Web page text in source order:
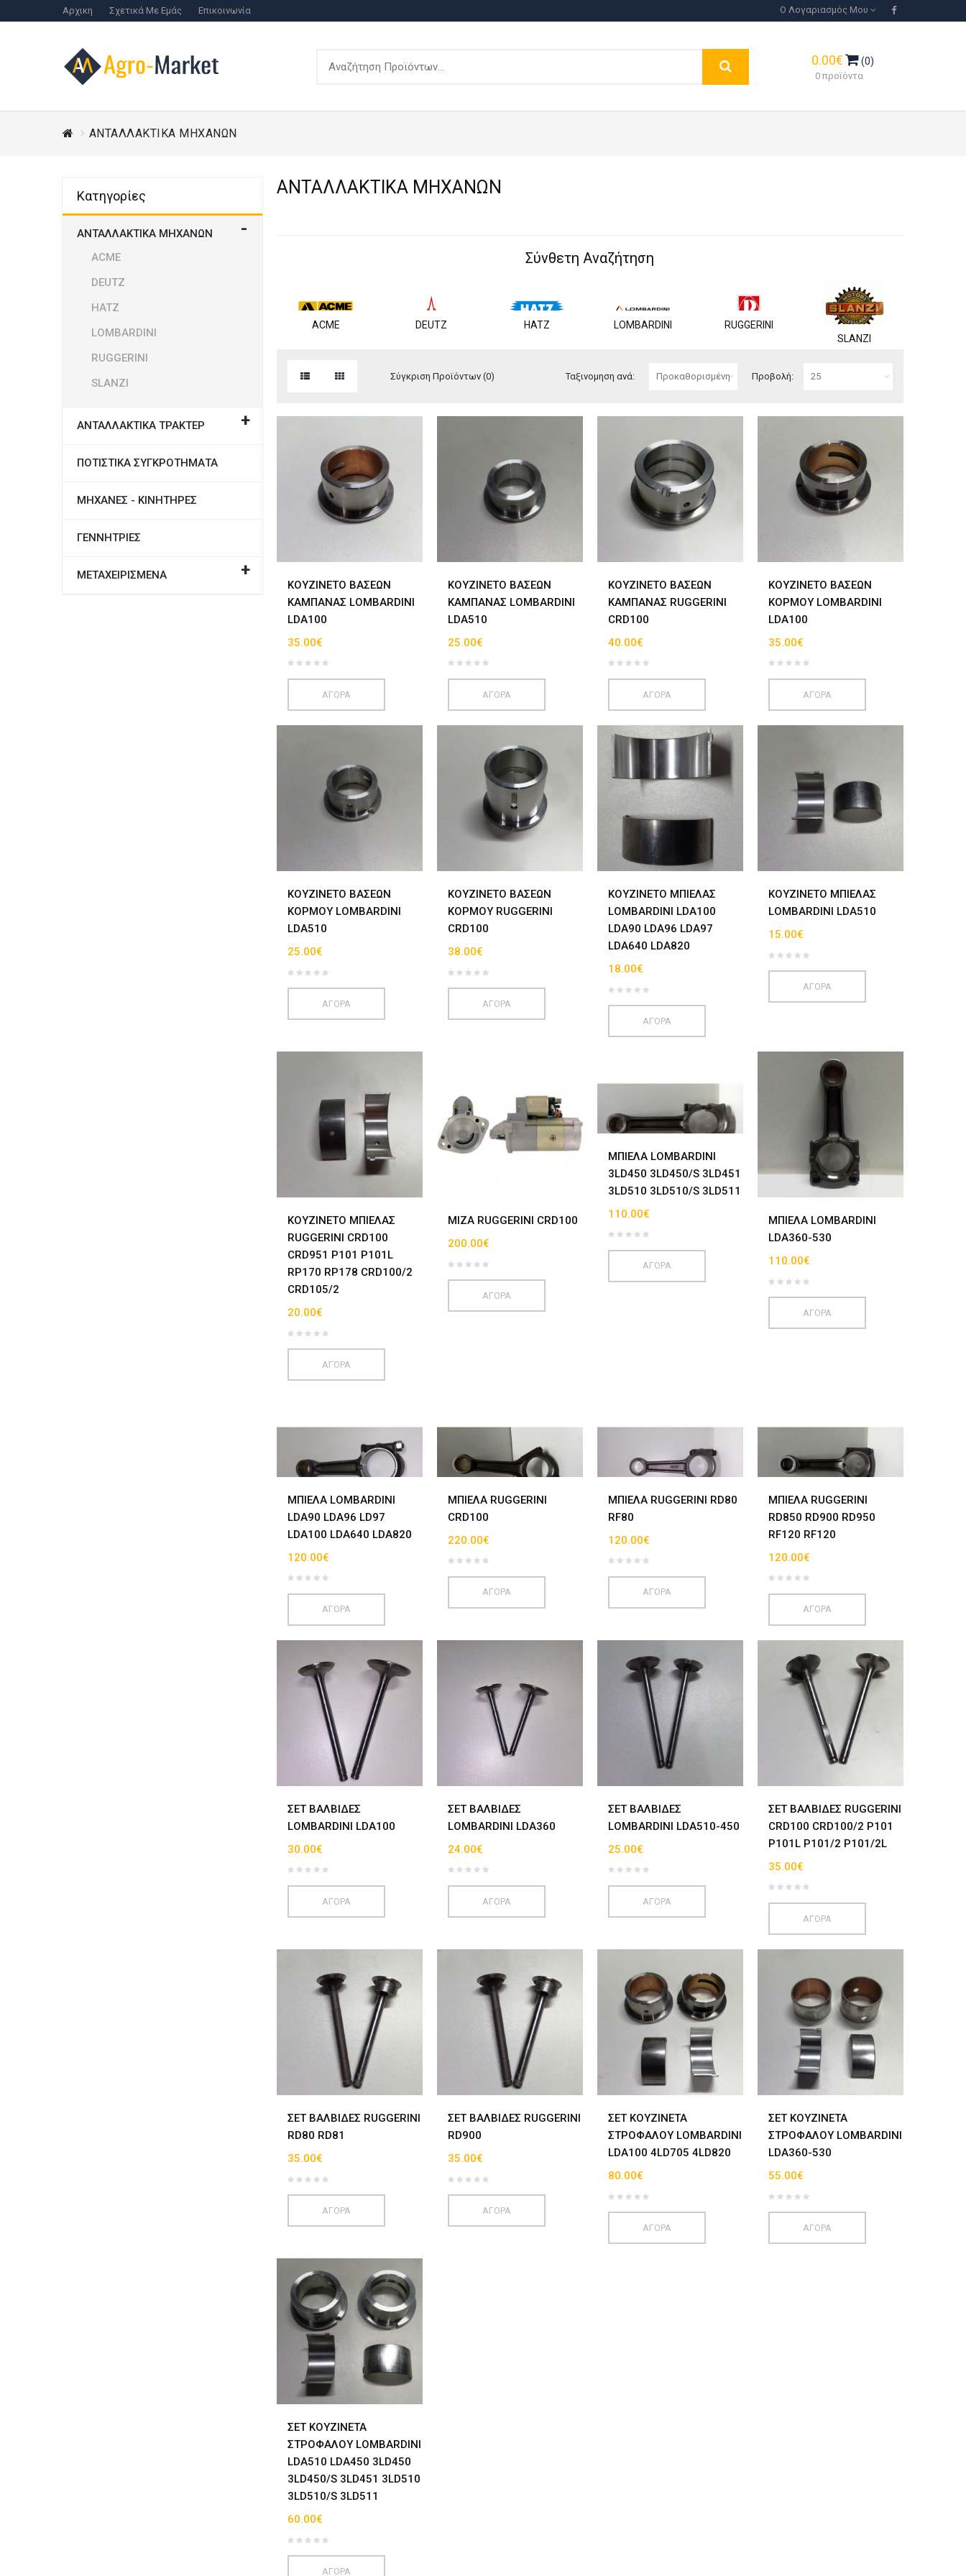
Αρχικη Σχετικά Με Εμάς Επικοινωνία Ο Λογαριασμός Μου
0.00€ (0)
0 προϊόντα
ΑΝΤΑΛΛΑΚΤΙΚΑ ΜΗΧΑΝΩΝ
Κατηγορίες
ΑΝΤΑΛΛΑΚΤΙΚΑ ΜΗΧΑΝΩΝ
ACME
DEUTZ
HATZ
LOMBARDINI
RUGGERINI
SLANZI
ΑΝΤΑΛΛΑΚΤΙΚΑ ΤΡΑΚΤΕΡ
ΠΟΤΙΣΤΙΚΑ ΣΥΓΚΡΟΤΗΜΑΤΑ
ΜΗΧΑΝΕΣ - ΚΙΝΗΤΗΡΕΣ
ΓΕΝΝΗΤΡΙΕΣ
ΜΕΤΑΧΕΙΡΙΣΜΕΝΑ
ΑΝΤΑΛΛΑΚΤΙΚΑ ΜΗΧΑΝΩΝ
Σύνθετη Αναζήτηση
ACME DEUTZ HATZ LOMBARDINI
RUGGERINI
SLANZI
Σύγκριση Προϊόντων (0) Ταξινομηση ανά: Προβολή:
ΚΟΥΖΙΝΕΤΟ ΒΑΣΕΩΝ
ΚAΜΠΑΝΑΣ LOMBARDINI
LDA100
35.00€
ΑΓΟΡΑ
ΚΟΥΖΙΝΕΤΟ ΒΑΣΕΩΝ
ΚΑΜΠΑΝΑΣ LOMBARDINI
LDA510
25.00€
ΑΓΟΡΑ
ΚΟΥΖΙΝΕΤΟ ΒΑΣΕΩΝ
ΚΑΜΠΑΝΑΣ RUGGERINI
CRD100
40.00€
ΑΓΟΡΑ
ΚΟΥΖΙΝΕΤΟ ΒΑΣΕΩΝ
ΚΟΡΜΟΥ LOMBARDINI
LDA100
35.00€
ΑΓΟΡΑ
ΚΟΥΖΙΝΕΤΟ ΒΑΣΕΩΝ
ΚΟΡΜΟΥ LOMBARDINI
LDA510
25.00€
ΑΓΟΡΑ
ΚΟΥΖΙΝΕΤΟ ΒΑΣΕΩΝ
ΚΟΡΜΟΥ RUGGERINI
CRD100
38.00€
ΑΓΟΡΑ
ΚΟΥΖΙΝΕΤΟ ΜΠΙΕΛΑΣ
LOMBARDINI LDA100
LDA90 LDA96 LDA97
LDA640 LDA820
18.00€
ΑΓΟΡΑ
ΚΟΥΖΙΝΕΤΟ ΜΠΙΕΛΑΣ
LOMBARDINI LDA510
15.00€
ΑΓΟΡΑ
ΚΟΥΖΙΝΕΤΟ ΜΠΙΕΛΑΣ
RUGGERINI CRD100
CRD951 P101 P101L
RP170 RP178 CRD100/2
CRD105/2
20.00€
ΑΓΟΡΑ
ΜΙΖΑ RUGGERINI CRD100
200.00€
ΑΓΟΡΑ
ΜΠΙΕΛΑ LOMBARDINI
3LD450 3LD450/S 3LD451
3LD510 3LD510/S 3LD511
110.00€
ΑΓΟΡΑ
ΜΠΙΕΛΑ LOMBARDINI
LDA360-530
110.00€
ΑΓΟΡΑ
ΜΠΙΕΛΑ LOMBARDINI
LDA90 LDA96 LD97
LDA100 LDA640 LDA820
120.00€
ΑΓΟΡΑ
ΜΠΙΕΛΑ RUGGERINI
CRD100
220.00€
ΑΓΟΡΑ
ΜΠΙΕΛΑ RUGGERINI RD80
RF80
120.00€
ΑΓΟΡΑ
ΜΠΙΕΛΑ RUGGERINI
RD850 RD900 RD950
RF120 RF120
120.00€
ΑΓΟΡΑ
ΣΕΤ ΒΑΛΒΙΔΕΣ
LOMBARDINI LDA100
30.00€
ΑΓΟΡΑ
ΣΕΤ ΒΑΛΒΙΔΕΣ
LOMBARDINI LDA360
24.00€
ΑΓΟΡΑ
ΣΕΤ ΒΑΛΒΙΔΕΣ
LOMBARDINI LDA510-450
25.00€
ΑΓΟΡΑ
ΣΕΤ ΒΑΛΒΙΔΕΣ RUGGERINI
CRD100 CRD100/2 P101
P101L P101/2 P101/2L
35.00€
ΑΓΟΡΑ
ΣΕΤ ΒΑΛΒΙΔΕΣ RUGGERINI
RD80 RD81
35.00€
ΑΓΟΡΑ
ΣΕΤ ΒΑΛΒΙΔΕΣ RUGGERINI
RD900
35.00€
ΑΓΟΡΑ
ΣΕΤ ΚΟΥΖΙΝΕΤΑ
ΣΤΡΟΦΑΛΟΥ LOMBARDINI
LDA100 4LD705 4LD820
80.00€
ΑΓΟΡΑ
ΣΕΤ ΚΟΥΖΙΝΕΤΑ
ΣΤΡΟΦΑΛΟΥ LOMBARDINI
LDA360-530
55.00€
ΑΓΟΡΑ
ΣΕΤ ΚΟΥΖΙΝΕΤΑ
ΣΤΡΟΦΑΛΟΥ LOMBARDINI
LDA510 LDA450 3LD450
3LD450/S 3LD451 3LD510
3LD510/S 3LD511
60.00€
ΑΓΟΡΑ